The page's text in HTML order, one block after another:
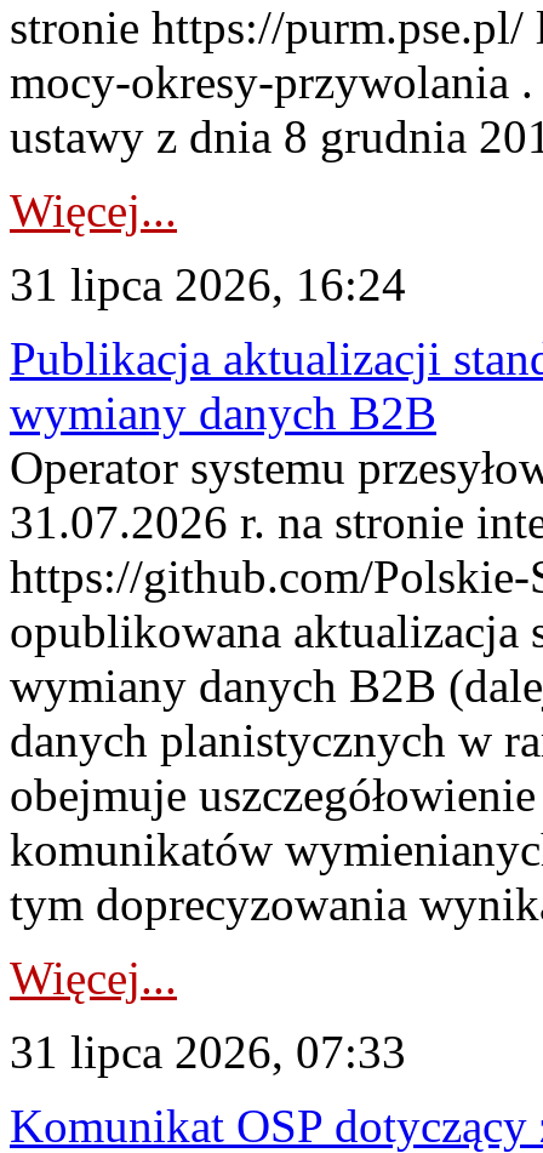
stronie https://
mocy-okresy-przywolania
ustawy z dnia 8 grudnia
Więcej...
31 lipca 2026, 16:24
Publikacja aktualizacji
wymiany danych B2B
Operator systemu
31.07.2026 r. na stronie
https://github.com/Polskie-
opublikowana aktualizacja
wymiany danych B2B
danych planistycznych w
obejmuje
komunikatów
tym doprecyzowania
Więcej...
31 lipca 2026, 07:33
Komunikat OSP dotyczący